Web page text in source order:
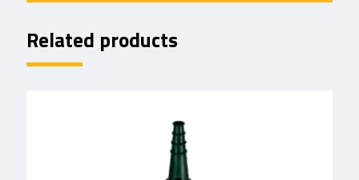
Related products